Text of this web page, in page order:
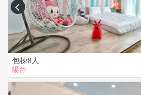
prev
包棟8人
陽台